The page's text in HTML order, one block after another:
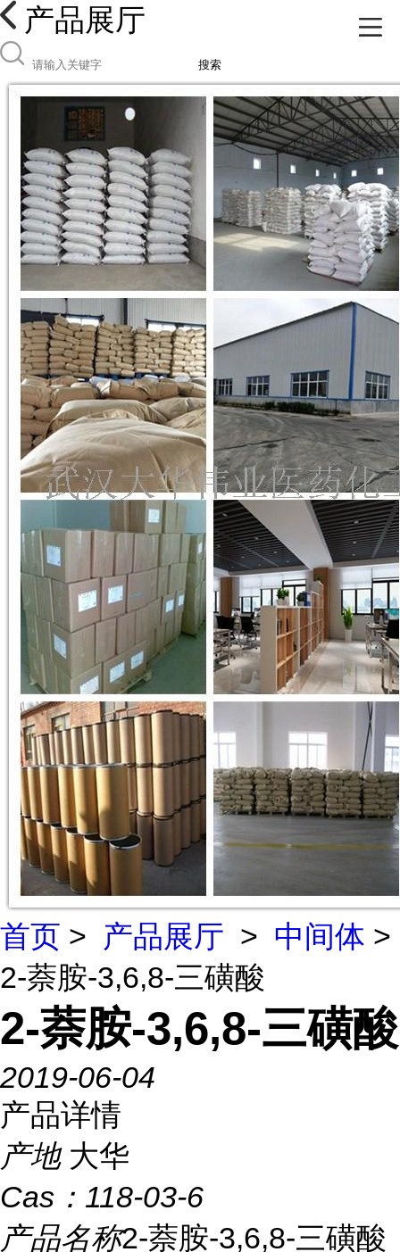
产品展厅
搜索
首页 > 产品展厅 > 中间体 >
2-萘胺-3,6,8-三磺酸
2-萘胺-3,6,8-三磺酸
2019-06-04
产品详情
产地 大华
Cas： 118-03-6
产品名称2-萘胺-3,6,8-三磺酸